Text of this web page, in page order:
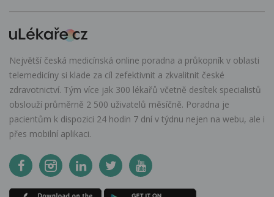
Největší česká medicínská online poradna a průkopník v oblasti
telemedicíny si klade za cíl zefektivnit a zkvalitnit české
zdravotnictví. Tým více jak 300 lékařů včetně desítek specialistů
obslouží průměrně 2 500 uživatelů měsíčně. Poradna je
pacientům k dispozici 24 hodin 7 dní v týdnu nejen na webu, ale i
přes mobilní aplikaci.